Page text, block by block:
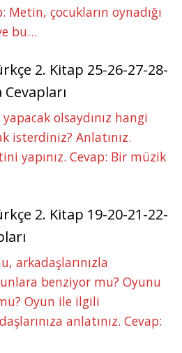
Metin, çocukların oynadığı
bu…
2. Kitap 25-26-27-28-
olsaydınız hangi
isterdiniz? Anlatınız.
yapınız. Cevap: Bir müzik
2. Kitap 19-20-21-22-
arkadaşlarınızla
benziyor mu? Oyunu
Oyun ile ilgili
anlatınız. Cevap: